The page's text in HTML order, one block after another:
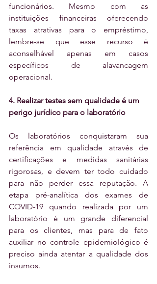
funcionários. Mesmo com as
instituições financeiras oferecendo
taxas atrativas para o empréstimo,
lembre-se que esse recurso é
aconselhável apenas em casos
específicos de alavancagem
operacional.
4. Realizar testes sem qualidade é um
perigo jurídico para o laboratório
Os laboratórios conquistaram sua
referência em qualidade através de
certificações e medidas sanitárias
rigorosas, e devem ter todo cuidado
para não perder essa reputação. A
etapa pré-analítica dos exames de
COVID-19 quando realizada por um
laboratório é um grande diferencial
para os clientes, mas para de fato
auxiliar no controle epidemiológico é
preciso ainda atentar a qualidade dos
insumos.